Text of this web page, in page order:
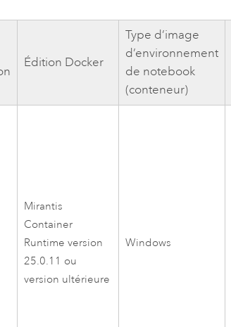
Édition Docker
Type d’image
d’environnement
de notebook
(conteneur)
Mirantis
Container
Runtime version
25.0.11 ou
version ultérieure
Windows